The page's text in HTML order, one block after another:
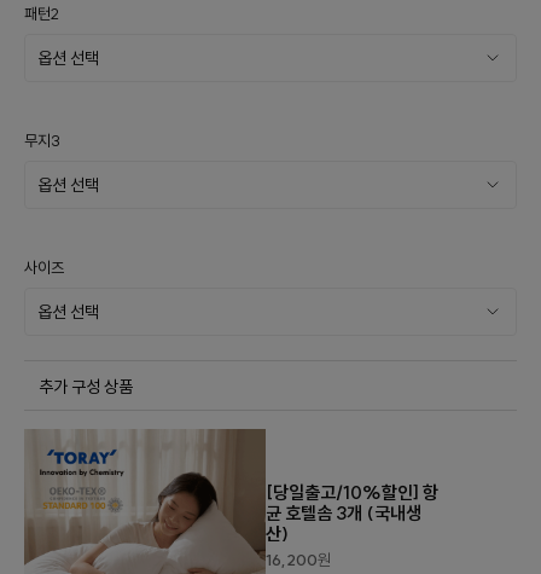
패턴2
무지3
사이즈
추가 구성 상품
[당일출고/10%할인] 항
균 호텔솜 3개 (국내생
산)
16,200원